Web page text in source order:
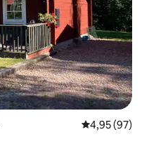
Évaluation
4,95 (97)